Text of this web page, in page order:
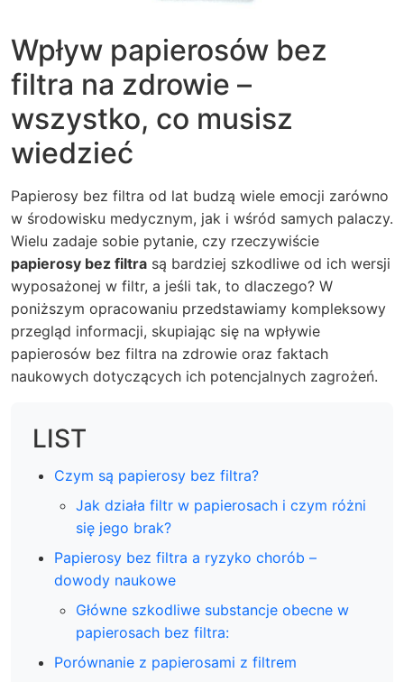
Wpływ papierosów bez
filtra na zdrowie –
wszystko, co musisz
wiedzieć
Papierosy bez filtra od lat budzą wiele emocji zarówno
w środowisku medycznym, jak i wśród samych palaczy.
Wielu zadaje sobie pytanie, czy rzeczywiście
papierosy bez filtra są bardziej szkodliwe od ich wersji
wyposażonej w filtr, a jeśli tak, to dlaczego? W
poniższym opracowaniu przedstawiamy kompleksowy
przegląd informacji, skupiając się na wpływie
papierosów bez filtra na zdrowie oraz faktach
naukowych dotyczących ich potencjalnych zagrożeń.
LIST
Czym są papierosy bez filtra?
Jak działa filtr w papierosach i czym różni
się jego brak?
Papierosy bez filtra a ryzyko chorób –
dowody naukowe
Główne szkodliwe substancje obecne w
papierosach bez filtra:
Porównanie z papierosami z filtrem